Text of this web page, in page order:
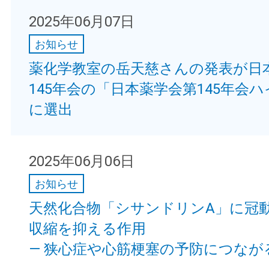
2025年06月07日
お知らせ
薬化学教室の岳天慈さんの発表が日
145年会の「日本薬学会第145年会
に選出
2025年06月06日
お知らせ
天然化合物「シサンドリンA」に冠
収縮を抑える作用
— 狭心症や心筋梗塞の予防につなが